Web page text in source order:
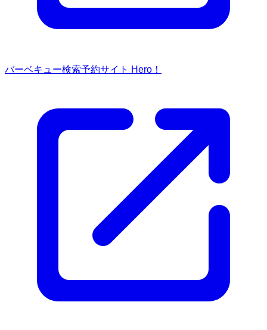
バーベキュー検索予約サイト Hero！